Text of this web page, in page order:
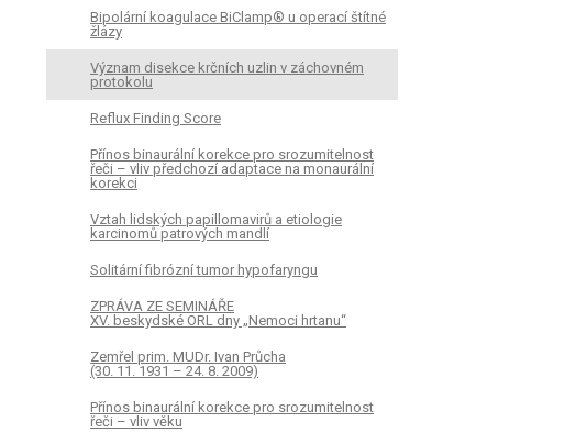
Bipolární koagulace BiClamp® u operací štítné
žlázy
Význam disekce krčních uzlin v záchovném
protokolu
Reflux Finding Score
Přínos binaurální korekce pro srozumitelnost
řeči – vliv předchozí adaptace na monaurální
korekci
Vztah lidských papillomavirů a etiologie
karcinomů patrových mandlí
Solitární fibrózní tumor hypofaryngu
ZPRÁVA ZE SEMINÁŘE
XV. beskydské ORL dny „Nemoci hrtanu“
Zemřel prim. MUDr. Ivan Průcha
(30. 11. 1931 – 24. 8. 2009)
Přínos binaurální korekce pro srozumitelnost
řeči – vliv věku